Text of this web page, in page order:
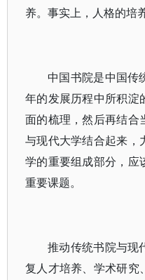
养。事实上，人格的培
中国书院是中国传
年的发展历程中所积淀
面的梳理，然后再结合
与现代大学结合起来，
学的重要组成部分，应
重要课题。
推动传统书院与现
复人才培养、学术研究